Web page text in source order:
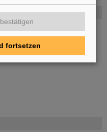
FAIR.
Erfahren Sie
fortsetzen